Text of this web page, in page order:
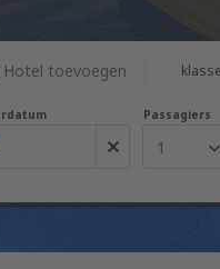
Hotel toevoegen
Passagiers
1